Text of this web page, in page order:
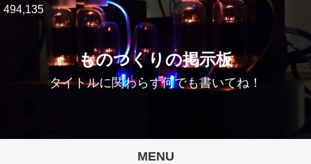
ものつくりの掲示板
タイトルに関わらず何でも書いてね！
MENU
494,135